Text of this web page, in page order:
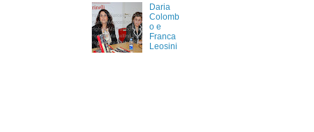
Daria
Colomb
o e
Franca
Leosini